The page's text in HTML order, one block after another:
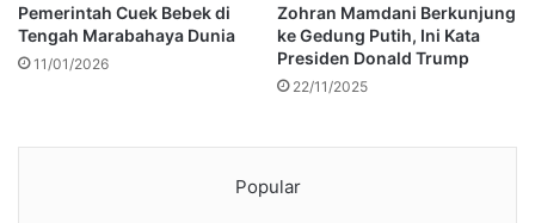
Pemerintah Cuek Bebek di
Tengah Marabahaya Dunia
11/01/2026
Zohran Mamdani Berkunjung
ke Gedung Putih, Ini Kata
Presiden Donald Trump
22/11/2025
Popular